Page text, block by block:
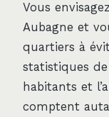
Vous
Aubagne et
quartiers à
statistiques
habitants et
comptent